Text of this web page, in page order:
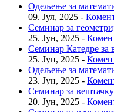
Одељење за
09. Јул, 2025 -
Семинар за
25. Јун, 2025 -
Семинар Катедре за
25. Јун, 2025 -
Одељење за
23. Јун, 2025 -
Семинар за
20. Јун, 2025 -